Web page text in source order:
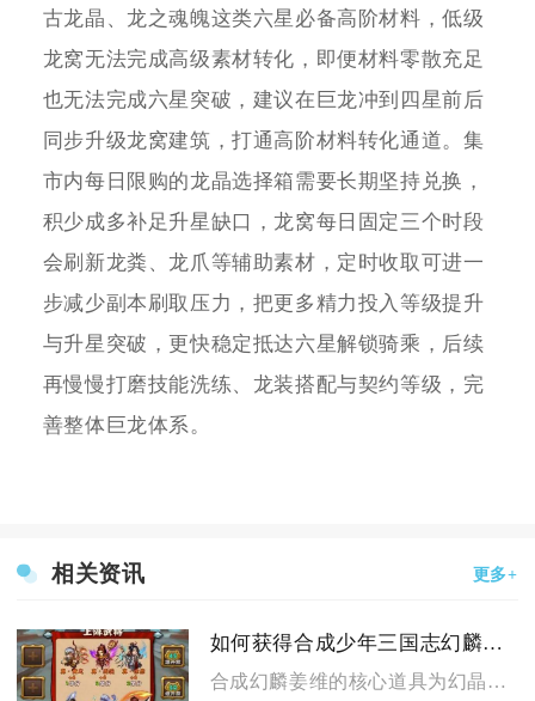
古龙晶、龙之魂魄这类六星必备高阶材料，低级
龙窝无法完成高级素材转化，即便材料零散充足
也无法完成六星突破，建议在巨龙冲到四星前后
同步升级龙窝建筑，打通高阶材料转化通道。集
市内每日限购的龙晶选择箱需要长期坚持兑换，
积少成多补足升星缺口，龙窝每日固定三个时段
会刷新龙粪、龙爪等辅助素材，定时收取可进一
步减少副本刷取压力，把更多精力投入等级提升
与升星突破，更快稳定抵达六星解锁骑乘，后续
再慢慢打磨技能洗练、龙装搭配与契约等级，完
善整体巨龙体系。
相关资讯 更多+
如何获得合成少年三国志幻麟姜维所需的道具
合成幻麟姜维的核心道具为幻晶、姜维本体卡与姜维碎片，主要通过...